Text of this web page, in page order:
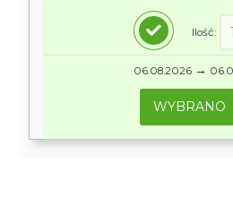
Ilość:
06.08.2026 →
WYBRANO